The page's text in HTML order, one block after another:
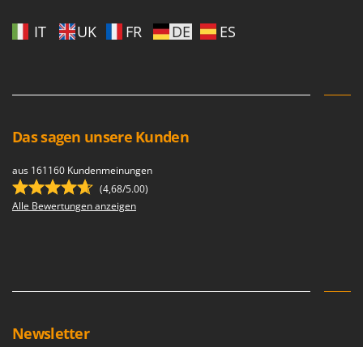
IT UK FR DE ES
Das sagen unsere Kunden
aus 161160 Kundenmeinungen
(4,68/5.00)
Alle Bewertungen anzeigen
Newsletter